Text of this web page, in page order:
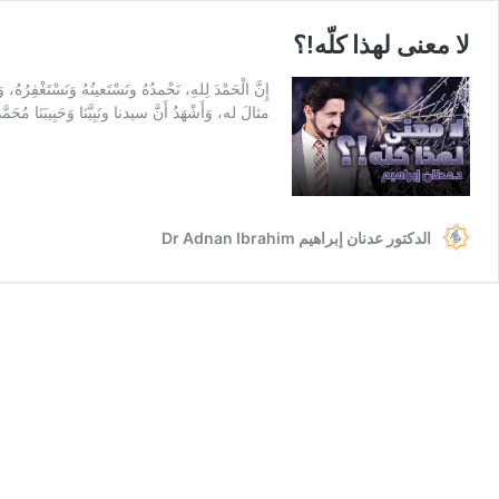
لا معنى لهذا كلّه!؟
إِنَّ الْحَمْدَ لِلهِ، نَحْمدُهُ ونَسْتَعينُهُ
مثالَ له، وَأَشْهَدُ أَنَّ سيدنا ونَبِيَّنَا
الدكتور عدنان إبراهيم Dr Adnan Ibrahim